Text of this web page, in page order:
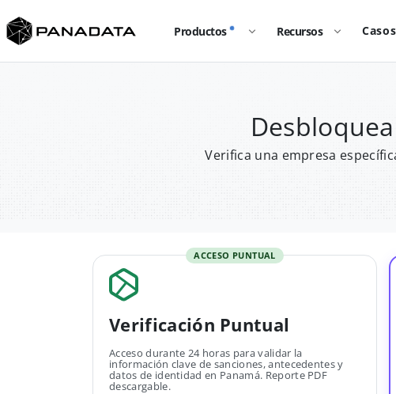
Productos Recursos
Verifica una empresa
ACCESO PUNTUAL
Verificación Puntual
Acceso durante 24 horas para validar la
información clave de sanciones, antecedentes y
datos de identidad en Panamá. Reporte PDF
descargable.